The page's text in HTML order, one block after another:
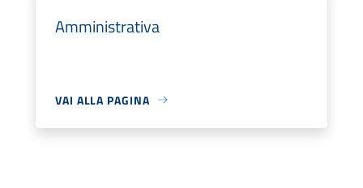
Amministrativa
VAI ALLA PAGINA